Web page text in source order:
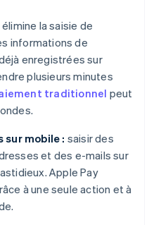
la saisie de
informations de
enregistrées sur
plusieurs minutes
traditionnel peut
mobile : saisir des
et des e-mails sur
Apple Pay
à une seule action et à